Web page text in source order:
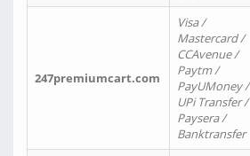
247premiumcart.com
Visa /
Mastercard /
CCAvenue /
Paytm /
PayUMoney /
UPi Transfer /
Paysera /
Banktransfer